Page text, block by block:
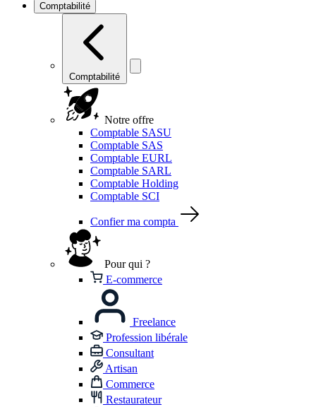
Comptabilité
Comptabilité
Notre offre
Comptable SASU
Comptable SAS
Comptable EURL
Comptable SARL
Comptable Holding
Comptable SCI
Confier ma compta
Pour qui ?
E-commerce
Freelance
Profession libérale
Consultant
Artisan
Commerce
Restaurateur